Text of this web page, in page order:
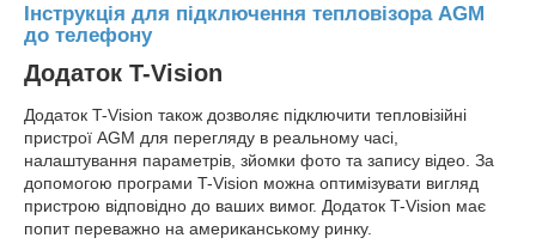
Інструкція для підключення тепловізора AGM
до телефону
Додаток T-Vision
Додаток T-Vision також дозволяє підключити тепловізійні
пристрої AGM для перегляду в реальному часі,
налаштування параметрів, зйомки фото та запису відео. За
допомогою програми T-Vision можна оптимізувати вигляд
пристрою відповідно до ваших вимог. Додаток T-Vision має
попит переважно на американському ринку.